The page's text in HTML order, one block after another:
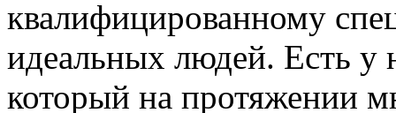
квалифицированному
идеальных людей. Есть у
который на протяжении